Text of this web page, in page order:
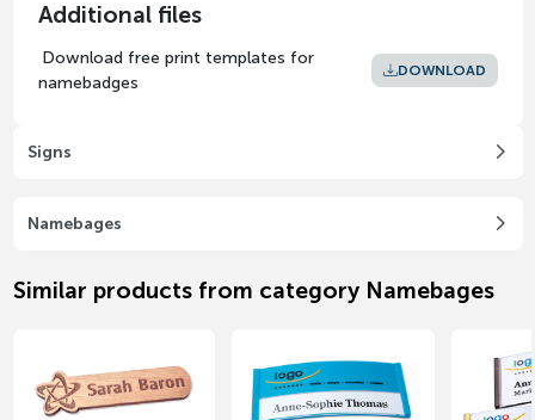
Additional files
Download free print templates for
namebadges
DOWNLOAD
Signs
Namebages
Similar products from category Namebages